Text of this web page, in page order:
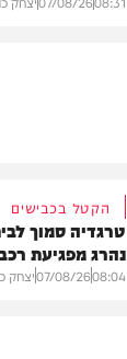
הקטל בכבישים
טרגדיה סמוך
נהרג מפגיעת
08:04
07/08/26יצחק